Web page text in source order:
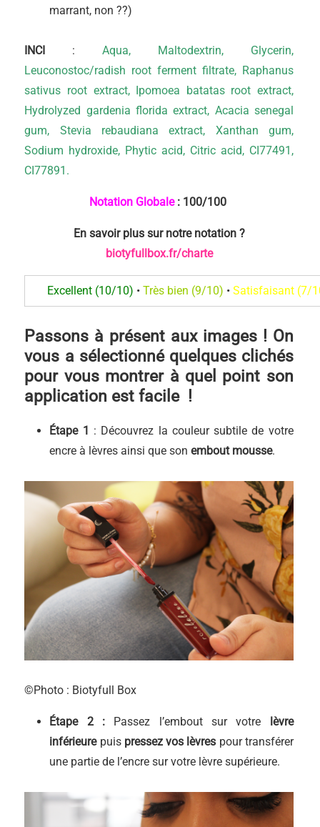
marrant, non ??)
INCI :Aqua, Maltodextrin, Glycerin,
Leuconostoc/radish root ferment filtrate, Raphanus
sativus root extract, Ipomoea batatas root extract,
Hydrolyzed gardenia florida extract, Acacia senegal
gum, Stevia rebaudiana extract, Xanthan gum,
Sodium hydroxide, Phytic acid, Citric acid, CI77491,
CI77891.
Notation Globale: 100/100
En savoir plus sur notre notation ?
biotyfullbox.fr/charte
Excellent (10/10) • Très bien (9/10) • Satisfaisant (7/
Passons à présent aux images ! On
vous a sélectionné quelques clichés
pour vous montrer à quel point son
application est facile !
Étape 1 : Découvrez la couleur subtile de votre
encre à lèvres ainsi que sonembout mousse.
©Photo : Biotyfull Box
Étape 2 : Passez l’embout sur votre lèvre
inférieurepuis pressez vos lèvres pour transférer
une partie de l’encre sur votre lèvre supérieure.